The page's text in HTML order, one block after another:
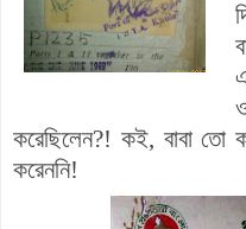
করেছিলেন?! কই, বাবা
করেননি!